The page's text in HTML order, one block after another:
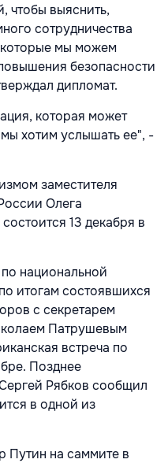
чтобы выяснить,
сотрудничества
мы можем
безопасности
дипломат.
которая может
хотим услышать ее", -
заместителя
Олега
13 декабря в
национальной
итогам состоявшихся
с секретарем
Патрушевым
встреча по
Позднее
Рябков сообщил
в одной из
Путин на саммите в